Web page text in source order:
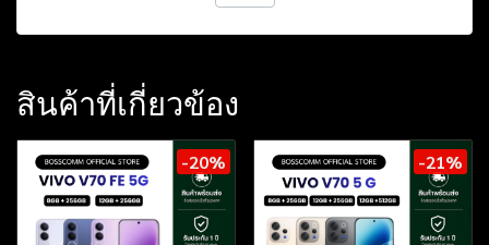
สินค้าที่เกี่ยวข้อง
-20% -21%